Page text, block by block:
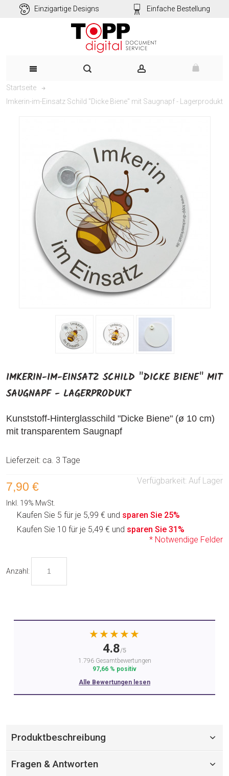
Einzigartige Designs Einfache Bestellung
Startseite
Imkerin-im-Einsatz Schild "Dicke Biene" mit Saugnapf - Lagerprodukt
IMKERIN-IM-EINSATZ SCHILD "DICKE BIENE" MIT
SAUGNAPF - LAGERPRODUKT
Kunststoff-Hinterglasschild "Dicke Biene" (ø 10 cm)
mit transparentem Saugnapf
Lieferzeit: ca. 3 Tage
Verfügbarkeit: Auf Lager
7,90 €
Inkl. 19% MwSt.
Kaufen Sie 5 für je 5,99 € und sparen Sie 25%
Kaufen Sie 10 für je 5,49 € und sparen Sie 31 %
* Notwendige Felder
Anzahl:
★★★★★
4.8/5
1.796 Gesamtbewertungen
97,66 % positiv
Alle Bewertungen lesen
Produktbeschreibung
Fragen & Antworten